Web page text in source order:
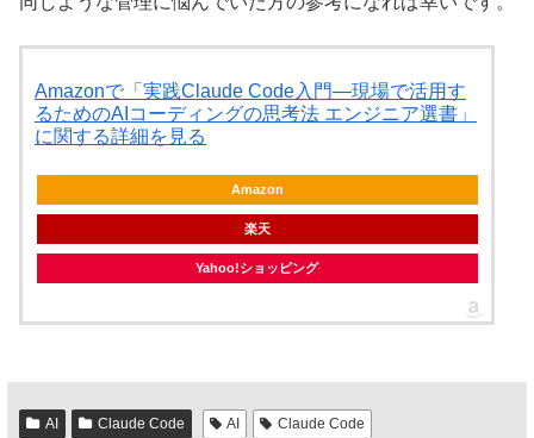
Amazonで「実践Claude Code入門―現場で活用す
るためのAIコーディングの思考法 エンジニア選書」
に関する詳細を見る
Amazon
楽天
Yahoo!ショッピング
AI Claude Code AI Claude Code